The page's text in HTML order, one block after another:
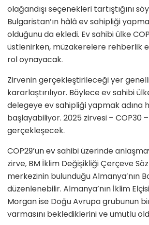
olağandışı seçenekleri tartıştığını
Bulgaristan’ın hâlâ ev sahipliği
olduğunu da ekledi. Ev sahibi ülke
üstlenirken, müzakerelere rehberlik
rol oynayacak.
Zirvenin gerçekleştirileceği yer
kararlaştırılıyor. Böylece ev sahibi
delegeye ev sahipliği yapmak adına
başlayabiliyor. 2025 zirvesi – COP30 –
gerçekleşecek.
COP29’un ev sahibi üzerinde
zirve, BM İklim Değişikliği Çerçeve
merkezinin bulunduğu Almanya’nın
düzenlenebilir. Almanya’nın İklim
Morgan ise Doğu Avrupa grubunun
varmasını beklediklerini ve umutlu